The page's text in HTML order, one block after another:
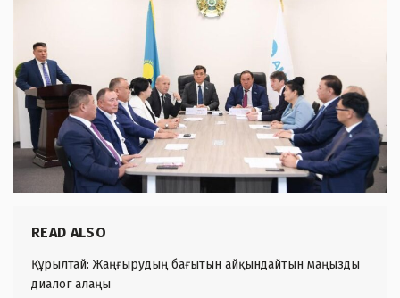
READ ALSO
Құрылтай: Жаңғырудың бағытын айқындайтын маңызды
диалог алаңы